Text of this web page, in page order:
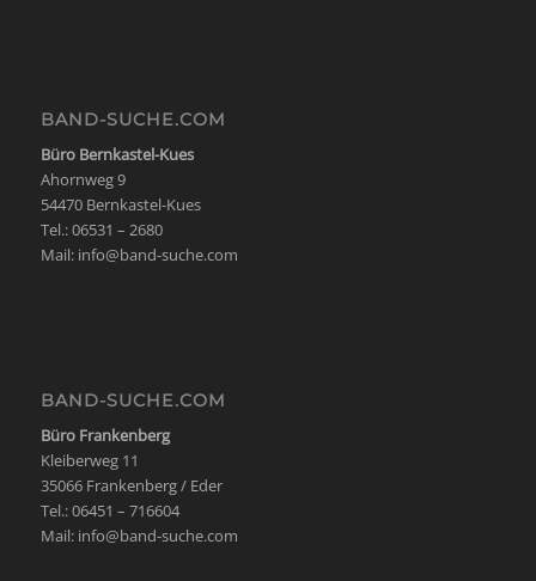
BAND-SUCHE.COM
Büro Bernkastel-Kues
Ahornweg 9
54470 Bernkastel-Kues
Tel.: 06531 – 2680
Mail: info@band-suche.com
BAND-SUCHE.COM
Büro Frankenberg
Kleiberweg 11
35066 Frankenberg / Eder
Tel.: 06451 – 716604
Mail: info@band-suche.com